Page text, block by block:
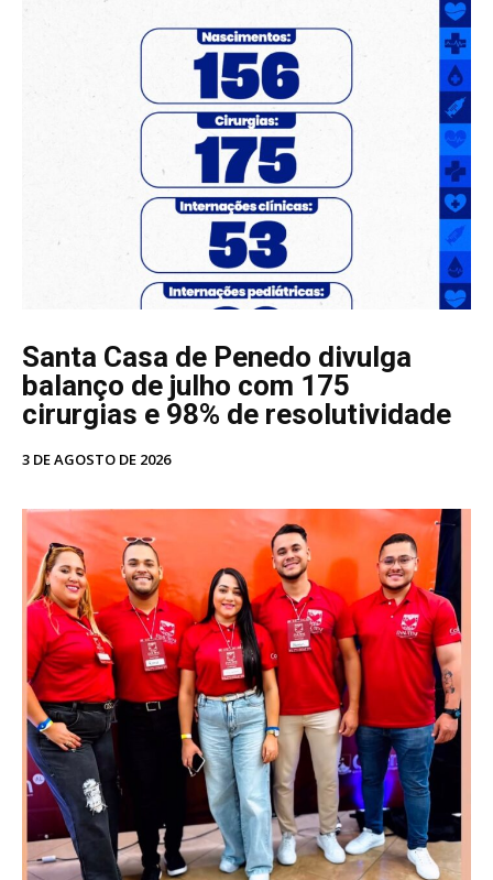
Santa Casa de Penedo divulga
balanço de julho com 175
cirurgias e 98% de resolutividade
3 DE AGOSTO DE 2026